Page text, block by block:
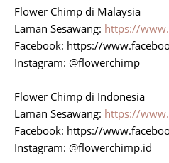
Flower Chimp di Malaysia
Laman Sesawang: https://
Facebook: https://
Instagram: @flowerchimp
Flower Chimp di Indonesia
Laman Sesawang: https://
Facebook: https://
Instagram: @flowerchimp.id